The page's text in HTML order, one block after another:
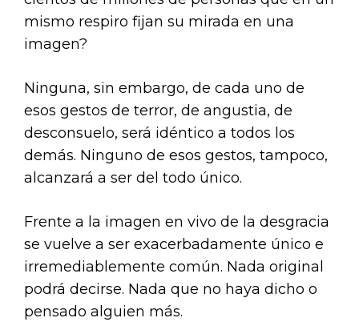
mismo respiro fijan su mirada en una
imagen?
Ninguna, sin embargo, de cada uno de
esos gestos de terror, de angustia, de
desconsuelo, será idéntico a todos los
demás. Ninguno de esos gestos, tampoco,
alcanzará a ser del todo único.
Frente a la imagen en vivo de la desgracia
se vuelve a ser exacerbadamente único e
irremediablemente común. Nada original
podrá decirse. Nada que no haya dicho o
pensado alguien más.